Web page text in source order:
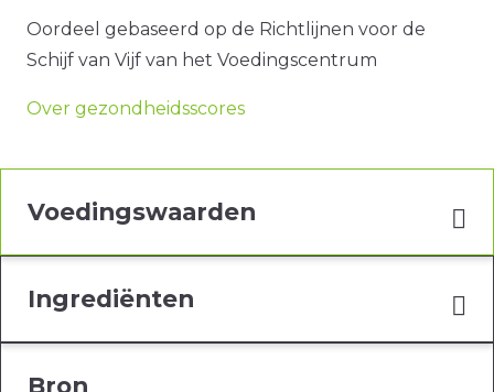
Oordeel gebaseerd op de Richtlijnen voor de
Schijf van Vijf van het Voedingscentrum
Over gezondheidsscores
Voedingswaarden
Ingrediënten
Bron